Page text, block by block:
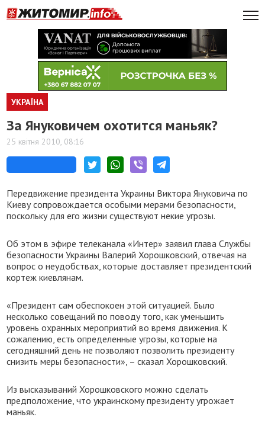
УКРАЇНА
За Януковичем охотится маньяк?
25 квітня 2010, 08:16
Передвижение президента Украины Виктора Януковича по
Киеву сопровождается особыми мерами безопасности,
поскольку для его жизни существуют некие угрозы.
Об этом в эфире телеканала «Интер» заявил глава Службы
безопасности Украины Валерий Хорошковский, отвечая на
вопрос о неудобствах, которые доставляет президентский
кортеж киевлянам.
«Президент сам обеспокоен этой ситуацией. Было
несколько совещаний по поводу того, как уменьшить
уровень охранных мероприятий во время движения. К
сожалению, есть определенные угрозы, которые на
сегодняшний день не позволяют позволить президенту
снизить меры безопасности», – сказал Хорошковский.
Из высказываний Хорошковского можно сделать
предположение, что украинскому президенту угрожает
маньяк.